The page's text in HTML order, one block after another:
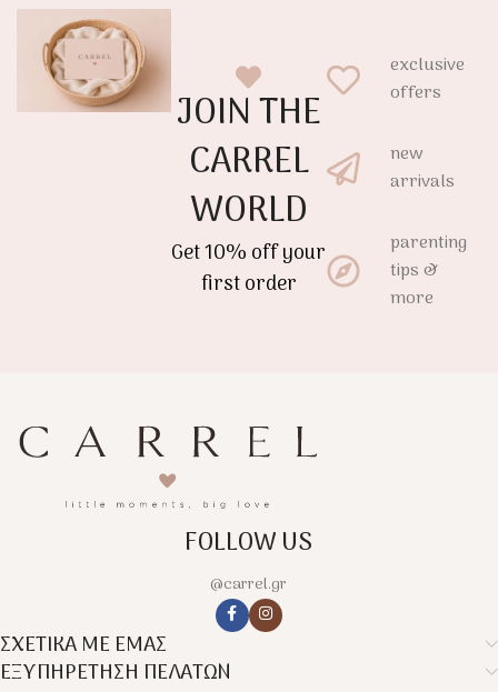
θροΐζοντα στοιχεία που
διεγείρουν την αφή, την
όραση και την ακοή του
μωρού από τους πρώτους
μήνες ζωής.
JOIN THE
CARREL
WORLD
Get 10% off your
first order
exclusive
offers
new
arrivals
parenting
tips &
more
FOLLOW US
@carrel.gr
ΣΧΕΤΙΚΑ ΜΕ ΕΜΑΣ
ΕΞΥΠΗΡΕΤΗΣΗ ΠΕΛΑΤΩΝ